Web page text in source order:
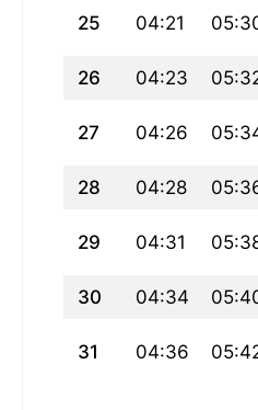
25 04:21
26 04:23
27 04:26
28 04:28
29 04:31
30 04:34
31 04:36